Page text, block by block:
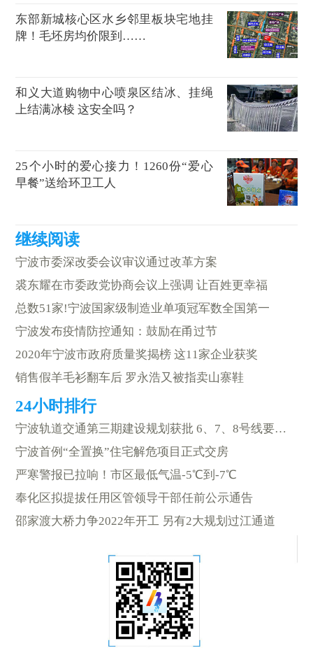
东部新城核心区水乡邻里板块宅地挂
牌！毛坯房均价限到……
和义大道购物中心喷泉区结冰、挂绳
上结满冰棱 这安全吗？
25个小时的爱心接力！1260份“爱心
早餐”送给环卫工人
宁波市委深改委会议审议通过改革方案
裘东耀在市委政党协商会议上强调 让百姓更幸福
总数51家!宁波国家级制造业单项冠军数全国第一
宁波发布疫情防控通知：鼓励在甬过节
2020年宁波市政府质量奖揭榜 这11家企业获奖
销售假羊毛衫翻车后 罗永浩又被指卖山寨鞋
宁波轨道交通第三期建设规划获批 6、7、8号线要来啦
宁波首例“全置换”住宅解危项目正式交房
严寒警报已拉响！市区最低气温-5℃到-7℃
奉化区拟提拔任用区管领导干部任前公示通告
邵家渡大桥力争2022年开工 另有2大规划过江通道